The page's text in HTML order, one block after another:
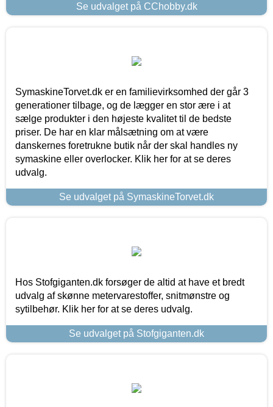
Se udvalget på CChobby.dk
SymaskineTorvet.dk er en familievirksomhed der går 3
generationer tilbage, og de lægger en stor ære i at
sælge produkter i den højeste kvalitet til de bedste
priser. De har en klar målsætning om at være
danskernes foretrukne butik når der skal handles ny
symaskine eller overlocker. Klik her for at se deres
udvalg.
Se udvalget på SymaskineTorvet.dk
Hos Stofgiganten.dk forsøger de altid at have et bredt
udvalg af skønne metervarestoffer, snitmønstre og
sytilbehør. Klik her for at se deres udvalg.
Se udvalget på Stofgiganten.dk